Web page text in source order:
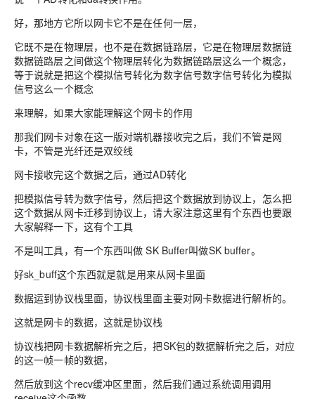
好，那地方它所以网卡它不是在任何一层，
它既不是在物理层，也不是在数据链路层，它是在物理层数据链
数据链路层之间做这个物理层转化为数据链路层这么一个概念，
等于说就是把这个模拟信号转化为数字信号数字信号转化为模拟
信号这么一个概念
来理解，如果大家能理解这个网卡的作用
那我们网卡对象在这一版对端机器接收完之后，我们不管是网
卡，不管是光纤还是双绞线
网卡接收完这个数据之后，通过AD转化
把模拟信号转为数字信号，然后把这个数据放到协议上，怎么把
这个数据从网卡迁移到协议上，请大家注意这里有个东西也要跟
大家解释一下，这有个工具
不是叫工具，有一个东西叫做 SK Buffer叫做SK buffer。
好sk_buff这个东西就是就是用来从网卡里面
数据运到协议栈里面，协议栈里面主要对网卡数据进行解析的。
这就是网卡的数据，这就是协议栈
协议栈把网卡数据解析完之后，把SK包的数据解析完之后，对应
的这一帧一帧的数据，
然后放到这个recv缓冲区里面，然后我们通过系统调用调用